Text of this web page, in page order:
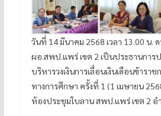
วันที่ 14 มีนาคม 2568 เวลา 13.00 น.
ผอ.สพป.แพร่ เขต 2 เป็นประธานการ
บริหารวงเงินการเลื่อนเงินเดือนข้ารา
ทางการศึกษา ครั้งที่ 1 (1 เมษายน
ห้องประชุมใบลาน สพป.แพร่ เขต 2 อ